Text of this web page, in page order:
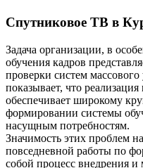
Спутниковое ТВ в
Задача организации, в
обучения кадров
проверки систем
показывает, что
обеспечивает широкому
формировании системы
насущным потребностям.
Значимость этих проблем
повседневной работы по
собой процесс внедрения